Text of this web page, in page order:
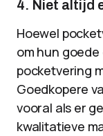
4. Niet altijd
Hoewel
om hun
pocketvering
Goedkopere
vooral als er
kwalitatieve